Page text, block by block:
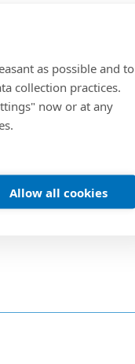
as possible and to
collection practices.
now or at any
Allow all cookies